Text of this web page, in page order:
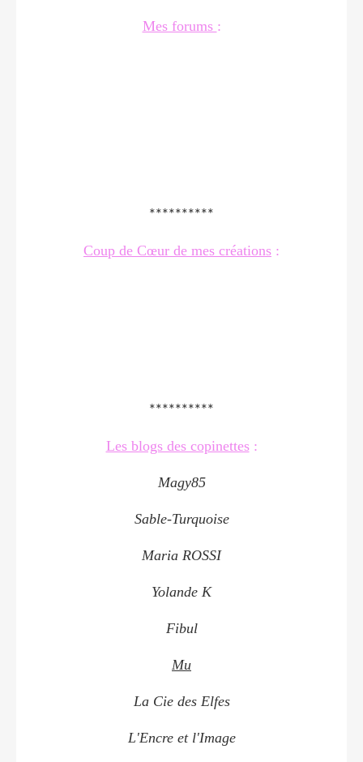
Mes forums :
**********
Coup de Cœur de mes créations :
**********
Les blogs des copinettes:
Magy85
Sable-Turquoise
Maria ROSSI
Yolande K
Fibul
Mu
La Cie des Elfes
L'Encre et l'Image